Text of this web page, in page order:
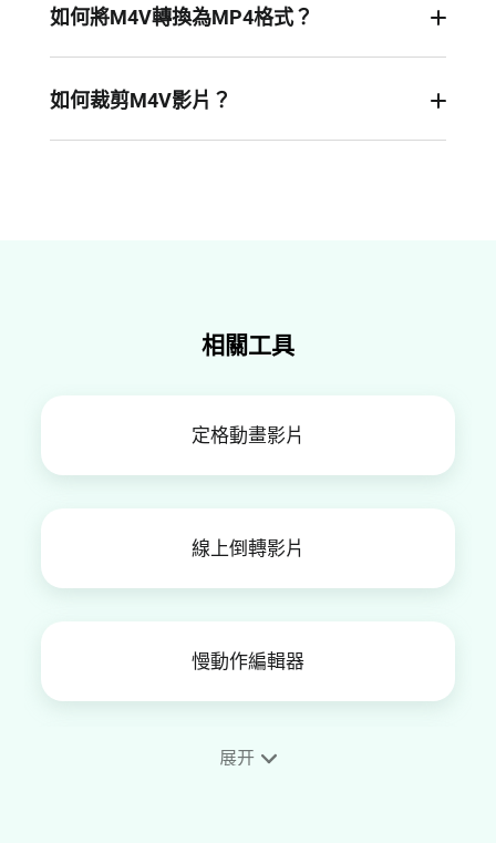
發，用於保護在iTunes上購買的電影、影片和電視
如何將M4V轉換為MP4格式？
望將M4V轉換為MP4，以便更好地適應各種設備和
如何裁剪M4V影片？
相關工具
定格動畫影片
線上倒轉影片
慢動作編輯器
展开